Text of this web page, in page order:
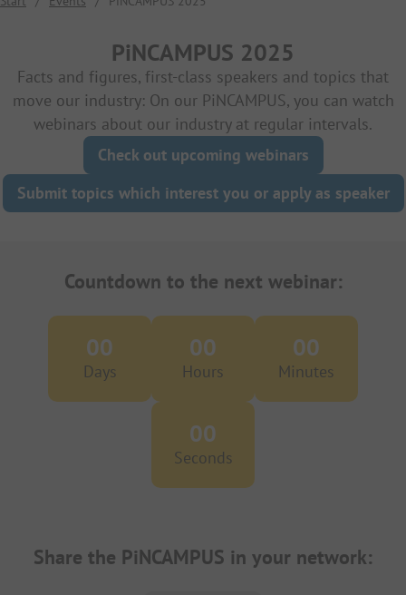
PiNCAMPUS 2025
Facts and figures, first-class speakers and topics that
move our industry: On our PiNCAMPUS, you can watch
webinars about our industry at regular intervals.
Check out upcoming webinars
Submit topics which interest you or apply as speaker
Countdown to the next webinar:
00
Days
00
Hours
00
Minutes
00
Seconds
Share the PiNCAMPUS in your network: